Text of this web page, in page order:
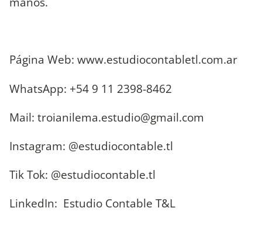
Página Web: www.estudiocontabletl.com.ar
WhatsApp: +54 9 11 2398-8462
Mail: troianilema.estudio@gmail.com
Instagram: @estudiocontable.tl
Tik Tok: @estudiocontable.tl
LinkedIn: Estudio Contable T&L